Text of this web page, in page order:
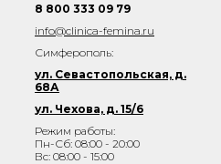
8 800 333 09 79
info@clinica-femina.ru
Симферополь:
ул. Севастопольская, д.
68А
ул. Чехова, д. 15/6
Режим работы:
Пн-Сб: 08:00 - 20:00
Вс: 08:00 - 15:00